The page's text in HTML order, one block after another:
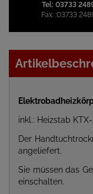
Tel: 03733
Fax: :03733
inkl.: Heizstab
Der
angeliefert.
Sie müssen das
einschalten.